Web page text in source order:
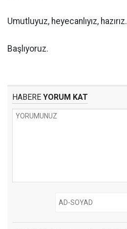
Umutluyuz, heyecanlıyız, hazırız.
Başlıyoruz.
HABERE YORUM KAT